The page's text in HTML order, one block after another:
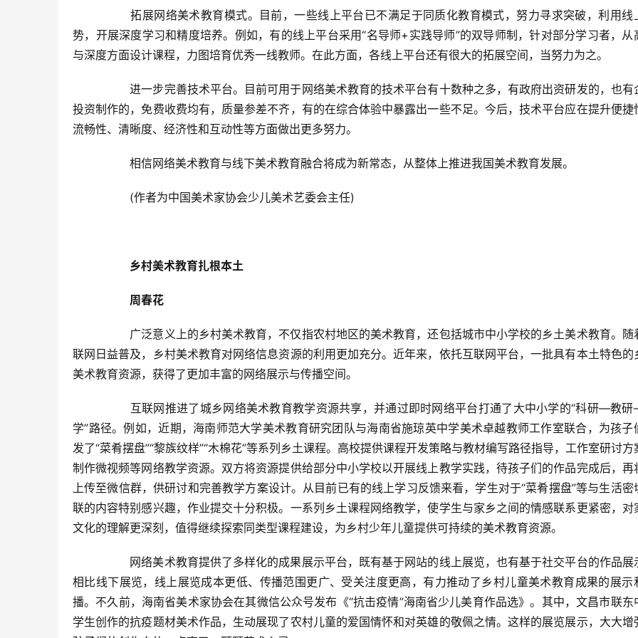
势，开展深度学习和精度培养。例如，有的线上平台采用“名导师+实践导师”的双导师制，针对部分学习者，从
与深度方面设计课程，力图培育优秀一线教师。在此方面，各线上平台还有很大的拓展空间，当努力为之。
投资制作的，免费收费均有，质量参差不齐，有的在综合体验中暴露出一些不足。今后，技术平台应在提升便捷
流畅性、清晰度、经济性和互动性等方面做出更多努力。
  	相信网络美术教育与线下美术教育融合将成为新常态，从整体上推进我国美术教育发展。
  	(作者为中国美术家协会少儿美术艺委会主任)
乡村美术教育扎根本土
周春花
联网日益普及，乡村美术教育对网络信息资源的利用更加充分。近年来，依托互联网平台，一批具有本土特色的
美术教育资源，获得了更加丰富的网络展示与传播空间。
学”路径。例如，近期，海南师范大学美术教育研究团队与海南省施琼英中学美术卓越教师工作室联合，为孩子
发了“菜肴摆盘”“黎族纹样”“木棉花”等系列乡土课程。高校提供课程开发策略与教材编写路径指导，工作室研讨方
制作微视频等网络教学资源。双方将资源提供给部分中小学校以开展线上教学实践，待孩子们的作品完成后，再
上传至微信群，供研讨和完善教学方案设计。从目前已有的线上学习反馈来看，学生对于“菜肴摆盘”等与生活密
联的内容特别感兴趣，作业提交十分积极。一系列乡土课程网络教学，使学生与家乡之间的情感联系更紧密，对
文化的理解更深刻，值得继续探索同类型课程建设，为乡村少年儿童提供可持续的美术教育资源。
相比线下展览，线上展览成本更低、传播范围更广、受关注度更高，有力推动了乡村儿童美术教育成果的展示
播。不久前，海南省美术家协会在其微信公众号发布《“抗击疫情”海南省少儿美育作品选》。其中，文昌市联东
学生创作的抗疫题材美术作品，生动展现了农村儿童的爱国情怀和对英雄的敬佩之情。这样的展览展示，大大增